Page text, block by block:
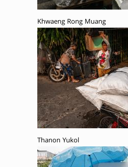
Khwaeng Rong Muang
Thanon Yukol